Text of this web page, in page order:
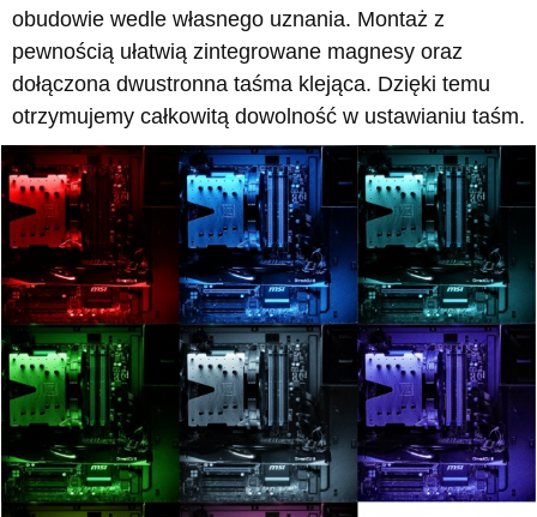
obudowie wedle własnego uznania. Montaż z
pewnością ułatwią zintegrowane magnesy oraz
dołączona dwustronna taśma klejąca. Dzięki temu
otrzymujemy całkowitą dowolność w ustawianiu taśm.